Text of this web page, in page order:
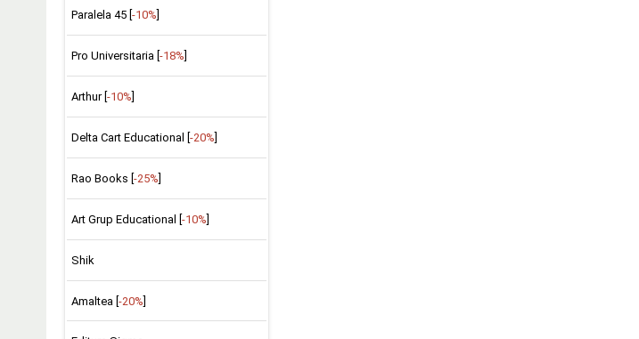
Paralela 45 [ -10%
Pro Universitaria [ -18%
Arthur [ -10%
Delta Cart Educational [ -20%
Rao Books [ -25%
Art Grup Educational [ -10%
Shik
Amaltea [-20%]